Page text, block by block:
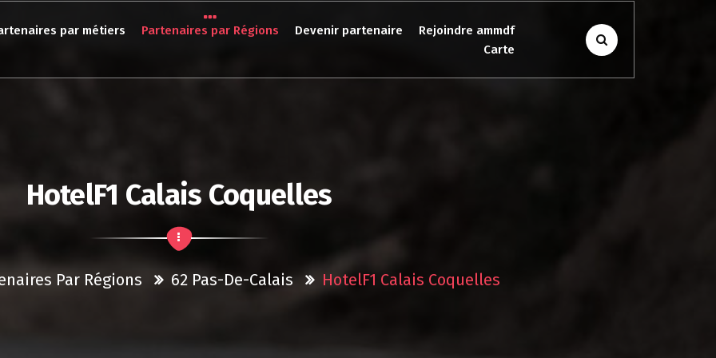
par métiers Partenaires par Régions Devenir partenaire
Rejoindre ammdf
Carte
HotelF1 Calais Coquelles
Par Régions 62 Pas-De-Calais HotelF1 Calais Coquelles